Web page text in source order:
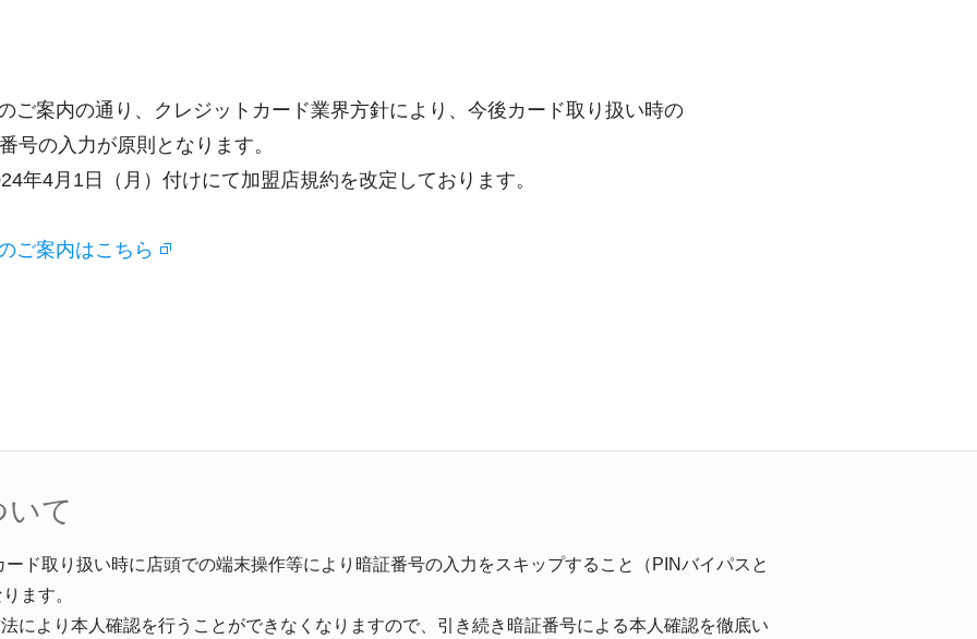
ご案内の通り、クレジットカード業界方針により、今後カード取り扱い時の
号の入力が原則となります。
年4月1日（月）付けにて加盟店規約を改定しております。
ご案内はこちら
て
ド取り扱い時に店頭での端末操作等により暗証番号の入力をスキップすること（PINバイパスと
ます。
により本人確認を行うことができなくなりますので、引き続き暗証番号による本人確認を徹底い